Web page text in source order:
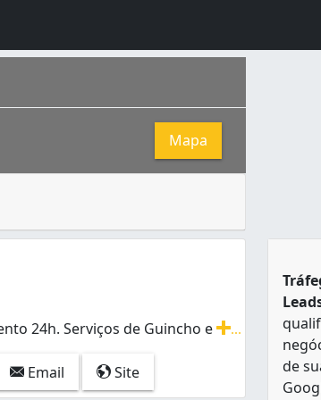
Mapa
2016 de 511 219 porto-velhenses, é
24h. Serviços de Guincho e
24h. Serviços de Guincho e Remoção de
Email Site
de